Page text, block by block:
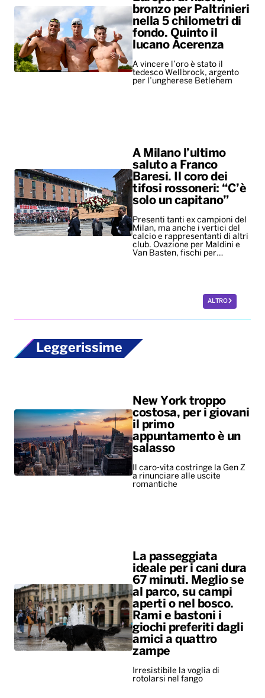
bronzo per Paltrinieri
nella 5 chilometri di
fondo. Quinto il
lucano Acerenza
A vincere l’oro è stato il
tedesco Wellbrock, argento
per l’ungherese Betlehem
A Milano l’ultimo
saluto a Franco
Baresi. Il coro dei
tifosi rossoneri: “C’è
solo un capitano”
Presenti tanti ex campioni del
Milan, ma anche i vertici del
calcio e rappresentanti di altri
club. Ovazione per Maldini e
Van Basten, fischi per…
ALTRO
Leggerissime
New York troppo
costosa, per i giovani
il primo
appuntamento è un
salasso
Il caro-vita costringe la Gen Z
a rinunciare alle uscite
romantiche
La passeggiata
ideale per i cani dura
67 minuti. Meglio se
al parco, su campi
aperti o nel bosco.
Rami e bastoni i
giochi preferiti dagli
amici a quattro
zampe
Irresistibile la voglia di
rotolarsi nel fango